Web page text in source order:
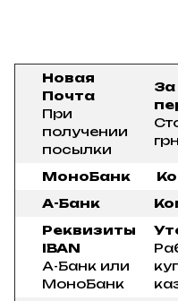
Новая
Почта
При
получении
посылки
МоноБанк
А-Банк
Реквизиты
IBAN
А-Банк или
МоноБанк